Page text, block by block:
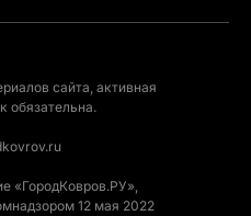
сайта, активная
обязательна.
«ГородКовров.РУ»,
12 мая 2022